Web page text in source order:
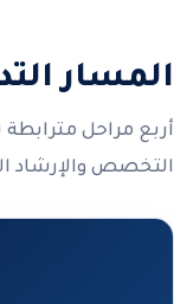
المسار
أربع مراحل
التخصص والإرشاد